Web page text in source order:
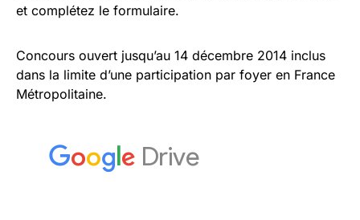
et complétez le formulaire.
Concours ouvert jusqu’au 14 décembre 2014 inclus
dans la limite d’une participation par foyer en France
Métropolitaine.